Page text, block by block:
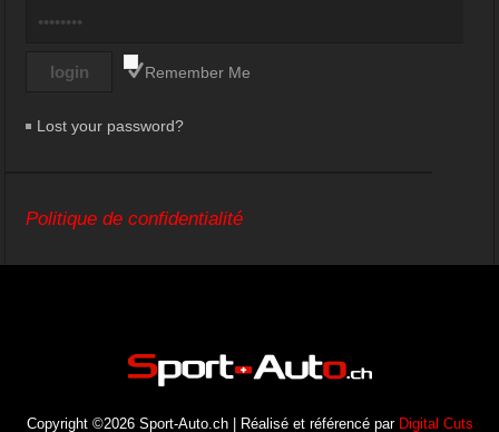
Remember Me
Lost your password?
Politique de confidentialité
Copyright ©2026 Sport-Auto.ch | Réalisé et référencé par Digital Cuts